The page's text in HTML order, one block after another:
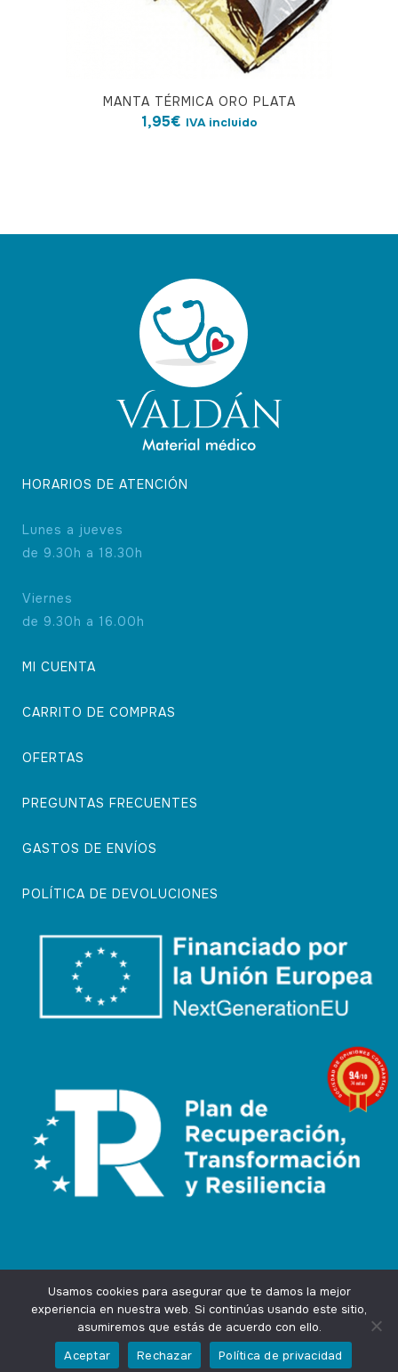
MANTA TÉRMICA ORO PLATA
1,95€ IVA incluido
HORARIOS DE ATENCIÓN
Lunes a jueves
de 9.30h a 18.30h
Viernes
de 9.30h a 16.00h
MI CUENTA
CARRITO DE COMPRAS
OFERTAS
PREGUNTAS FRECUENTES
GASTOS DE ENVÍOS
POLÍTICA DE DEVOLUCIONES
Design byAgencia Marketing OnlineIngenium.Marketing
Privacidad
Usamos cookies para asegurar que te damos la mejor
experiencia en nuestra web. Si continúas usando este sitio,
asumiremos que estás de acuerdo con ello.
Aceptar
Rechazar Política de privacidad
9.4/10
74 notas